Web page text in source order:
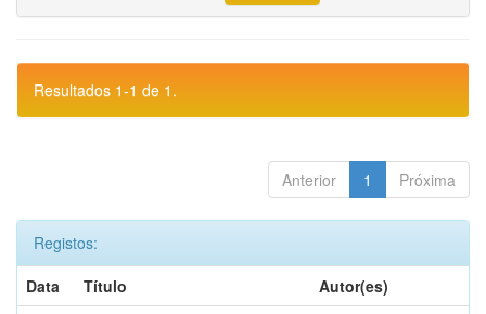
Resultados 1-1 de 1.
Anterior 1 Próxima
Registos:
Data
Título
Autor(es)